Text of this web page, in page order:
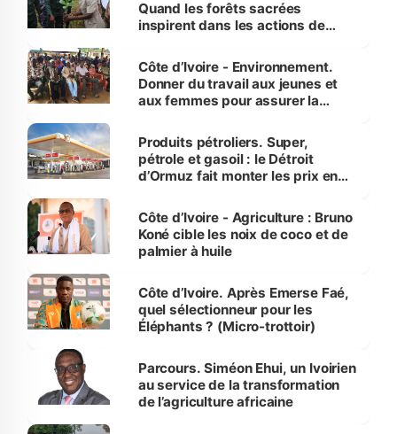
Quand les forêts sacrées
inspirent dans les actions de
Côte d’Ivoire - Environnement.
Donner du travail aux jeunes et
aux femmes pour assurer la
menacées
Produits pétroliers. Super,
pétrole et gasoil : le Détroit
d’Ormuz fait monter les prix en
Côte d’Ivoire - Agriculture : Bruno
Koné cible les noix de coco et de
palmier à huile
Côte d’Ivoire. Après Emerse Faé,
quel sélectionneur pour les
Éléphants ? (Micro-trottoir)
Parcours. Siméon Ehui, un Ivoirien
au service de la transformation
de l’agriculture africaine